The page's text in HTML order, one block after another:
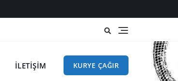
İLETIŞIM KURYE ÇAĞIR